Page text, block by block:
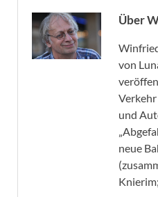
Über
von
Verkehr
und
neue